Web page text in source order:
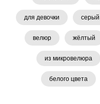
для девочки серый
велюр жёлтый
из микровелюра
белого цвета